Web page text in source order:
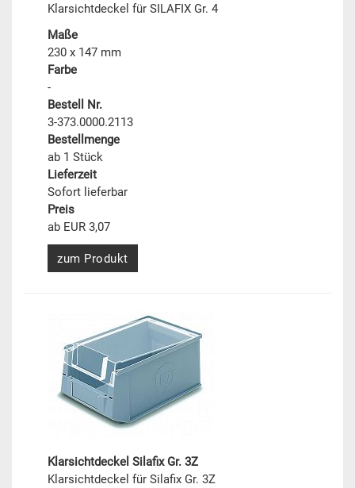
Klarsichtdeckel für SILAFIX Gr. 4
Maße
230 x 147 mm
Farbe
-
Bestell Nr.
3-373.0000.2113
Bestellmenge
ab 1 Stück
Lieferzeit
Sofort lieferbar
Preis
ab EUR 3,07
zum Produkt
Klarsichtdeckel Silafix Gr. 3Z
Klarsichtdeckel für Silafix Gr. 3Z